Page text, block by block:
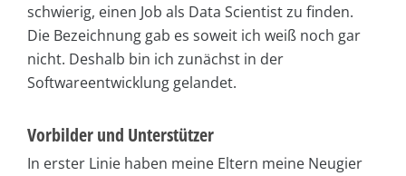
schwierig, einen Job als Data Scientist zu finden.
Die Bezeichnung gab es soweit ich weiß noch gar
nicht. Deshalb bin ich zunächst in der
Softwareentwicklung gelandet.
Vorbilder und Unterstützer
In erster Linie haben meine Eltern meine Neugier